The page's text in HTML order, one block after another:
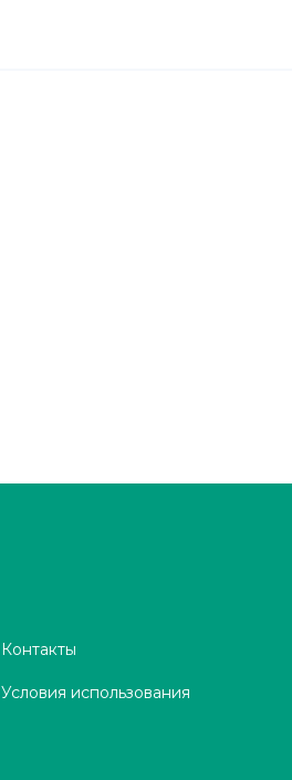
Контакты
Условия использования